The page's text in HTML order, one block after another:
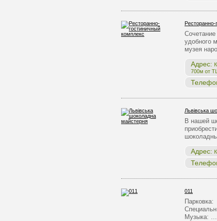
удобного
музея
Адрес:
700м от
Львівська
В нашей
Адрес:
011
Музыка: …